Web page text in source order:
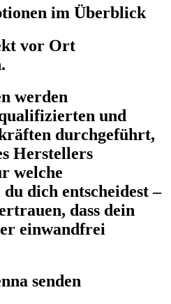
im Überblick
vor Ort
werden
und
durchgeführt,
Herstellers
welche
dich entscheidest –
dass dein
einwandfrei
senden